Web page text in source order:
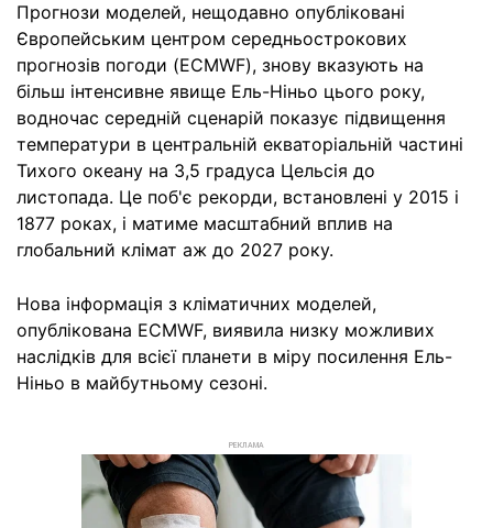
Прогнози моделей, нещодавно опубліковані
Європейським центром середньострокових
прогнозів погоди (ECMWF), знову вказують на
більш інтенсивне явище Ель-Ніньо цього року,
водночас середній сценарій показує підвищення
температури в центральній екваторіальній частині
Тихого океану на 3,5 градуса Цельсія до
листопада. Це поб'є рекорди, встановлені у 2015 і
1877 роках, і матиме масштабний вплив на
глобальний клімат аж до 2027 року.
Нова інформація з кліматичних моделей,
опублікована ECMWF, виявила низку можливих
наслідків для всієї планети в міру посилення Ель-
Ніньо в майбутньому сезоні.
РЕКЛАМА